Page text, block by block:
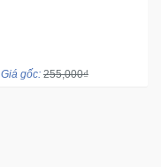
Giá gốc: 255,000₫